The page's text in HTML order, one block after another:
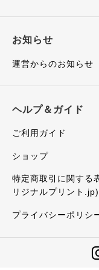
お知らせ
運営からのお知らせ
ヘルプ＆ガイド
ご利用ガイド
ショップ
特定商取引に関する
リジナルプリント.jp)
プライバシーポリシ